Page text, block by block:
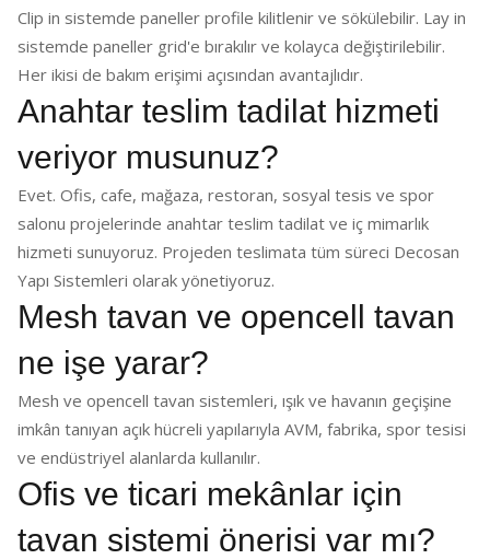
Clip in sistemde paneller profile kilitlenir ve sökülebilir. Lay in
sistemde paneller grid'e bırakılır ve kolayca değiştirilebilir.
Her ikisi de bakım erişimi açısından avantajlıdır.
Anahtar teslim tadilat hizmeti
veriyor musunuz?
Evet. Ofis, cafe, mağaza, restoran, sosyal tesis ve spor
salonu projelerinde anahtar teslim tadilat ve iç mimarlık
hizmeti sunuyoruz. Projeden teslimata tüm süreci Decosan
Yapı Sistemleri olarak yönetiyoruz.
Mesh tavan ve opencell tavan
ne işe yarar?
Mesh ve opencell tavan sistemleri, ışık ve havanın geçişine
imkân tanıyan açık hücreli yapılarıyla AVM, fabrika, spor tesisi
ve endüstriyel alanlarda kullanılır.
Ofis ve ticari mekânlar için
tavan sistemi önerisi var mı?